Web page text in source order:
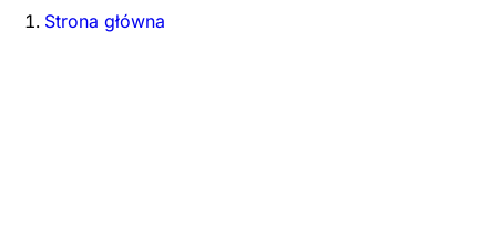
Strona główna